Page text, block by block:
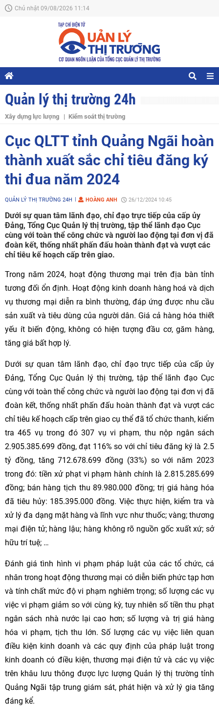
Chủ nhật 09/08/2026 11:14
Quản lý thị trường 24h
Xây dựng lực lượng Kiểm soát thị trường
Cục QLTT tỉnh Quảng Ngãi hoàn
thành xuất sắc chỉ tiêu đăng ký
thi đua năm 2024
QUẢN LÝ THỊ TRƯỜNG 24H HOÀNG ANH 26/12/2024 10:45
Dưới sự quan tâm lãnh đạo, chỉ đạo trực tiếp của cấp ủy
Đảng, Tổng Cục Quản lý thị trường, tập thể lãnh đạo Cục
cùng với toàn thể công chức và người lao động tại đơn vị đã
đoàn kết, thống nhất phấn đấu hoàn thành đạt và vượt các
chỉ tiêu kế hoạch cấp trên giao.
Trong năm 2024, hoạt động thương mại trên địa bàn tỉnh
tương đối ổn định. Hoạt động kinh doanh hàng hoá và dịch
vụ thương mại diễn ra bình thường, đáp ứng được nhu cầu
sản xuất và tiêu dùng của người dân. Giá cả hàng hóa thiết
yếu ít biến động, không có hiện tượng đầu cơ, găm hàng,
tăng giá bất hợp lý.
Dưới sự quan tâm lãnh đạo, chỉ đạo trực tiếp của cấp ủy
Đảng, Tổng Cục Quản lý thị trường, tập thể lãnh đạo Cục
cùng với toàn thể công chức và người lao động tại đơn vị đã
đoàn kết, thống nhất phấn đấu hoàn thành đạt và vượt các
chỉ tiêu kế hoạch cấp trên giao cụ thể đã tổ chức thanh, kiểm
tra 465 vụ trong đó 307 vụ vi phạm, thu nộp ngân sách
2.905.385.699 đồng, đạt 116% so với chỉ tiêu đăng ký là 2.5
tỷ đồng, tăng 712.678.699 đồng (33%) so với năm 2023
trong đó: tiền xử phạt vi phạm hành chính là 2.815.285.699
đồng; bán hàng tịch thu 89.980.000 đồng; trị giá hàng hóa
đã tiêu hủy: 185.395.000 đồng. Việc thực hiện, kiểm tra và
xử lý đa dạng mặt hàng và lĩnh vực như thuốc; vàng; thương
mại điện tử; hàng lậu; hàng không rõ nguồn gốc xuất xứ; sở
hữu trí tuệ; …
Đánh giá tình hình vi phạm pháp luật của các tổ chức, cá
nhân trong hoạt động thương mại có diễn biến phức tạp hơn
và tính chất mức độ vi phạm nghiêm trọng; số lượng các vụ
việc vi phạm giảm so với cùng kỳ, tuy nhiên số tiền thu phạt
ngân sách nhà nước lại cao hơn; số lượng và trị giá hàng
hóa vi phạm, tịch thu lớn. Số lượng các vụ việc liên quan
điều kiện kinh doanh và các quy định của pháp luật trong
kinh doanh có điều kiện, thương mại điện tử và các vụ việc
trên khâu lưu thông được lực lượng Quản lý thị trường tỉnh
Quảng Ngãi tập trung giám sát, phát hiện và xử lý gia tăng
đáng kể.